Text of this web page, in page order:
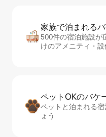
家族で泊まれる
500件の宿泊施設が
けのアメニティ・
ペットOKのバ⁠ケ⁠
ペットと泊まれる
ょう